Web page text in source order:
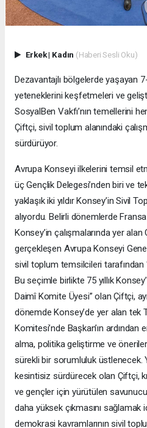
Erkek| Kadın (Haberi Sesli Oku)
Dezavantajlı bölgelerde yaşayan
yeteneklerini keşfetmeleri ve
SosyalBen Vakfı’nın temellerini
Çiftçi, sivil toplum alanındaki
sürdürüyor.
Avrupa Konseyi ilkelerini temsil
üç Gençlik Delegesi’nden biri ve
yaklaşık iki yıldır Konsey’in Sivil
alıyordu. Belirli dönemlerde
Konsey’in çalışmalarında yer
gerçekleşen Avrupa Konseyi
sivil toplum temsilcileri tarafından
Bu seçimle birlikte 75 yıllık
Daimî Komite Üyesi” olan Çiftçi,
dönemde Konsey’de yer alan tek
Komitesi’nde Başkan’ın
alma, politika geliştirme ve
sürekli bir sorumluluk üstlenecek.
kesintisiz sürdürecek olan Çiftçi,
ve gençler için yürütülen
daha yüksek çıkmasını sağlamak
demokrasi kavramlarının sivil